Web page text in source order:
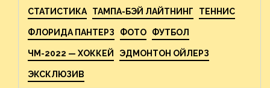
СТАТИСТИКА ТАМПА-БЭЙ ЛАЙТНИНГ ТЕННИС
ФЛОРИДА ПАНТЕРЗ ФОТО ФУТБОЛ
ЧМ-2022 — ХОККЕЙ ЭДМОНТОН ОЙЛЕРЗ
ЭКСКЛЮЗИВ